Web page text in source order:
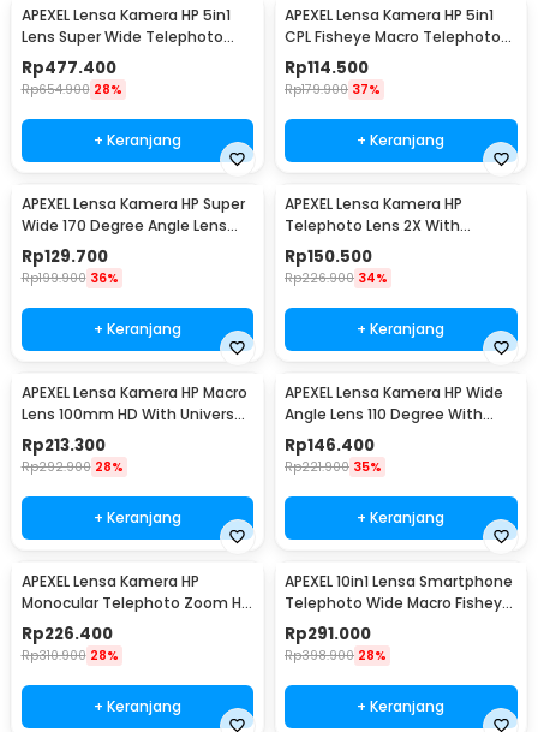
APEXEL Lensa Kamera HP 5in1
Lens Super Wide Telephoto
Fisheye Macro - APL-HB5
Rp477.400
Rp654.900 28%
+ Keranjang
APEXEL Lensa Kamera HP 5in1
CPL Fisheye Macro Telephoto
Wide Angle - APL-DG5H
Rp114.500
Rp179.900 37%
+ Keranjang
APEXEL Lensa Kamera HP Super
Wide 170 Degree Angle Lens
With Klip - APL-HB170
Rp129.700
Rp199.900 36%
+ Keranjang
APEXEL Lensa Kamera HP
Telephoto Lens 2X With
Universal Clip - APL-HB2X
Rp150.500
Rp226.900 34%
+ Keranjang
APEXEL Lensa Kamera HP Macro
Lens 100mm HD With Universal
Klip - APL-HB100mm
Rp213.300
Rp292.900 28%
+ Keranjang
APEXEL Lensa Kamera HP Wide
Angle Lens 110 Degree With
Universal Klip - APL-HB110
Rp146.400
Rp221.900 35%
+ Keranjang
APEXEL Lensa Kamera HP
Monocular Telephoto Zoom HD
8-24X30 - APL-8-24X30
Rp226.400
Rp310.900 28%
+ Keranjang
APEXEL 10in1 Lensa Smartphone
Telephoto Wide Macro Fisheye
- APL-22XDG9
Rp291.000
Rp398.900 28%
+ Keranjang